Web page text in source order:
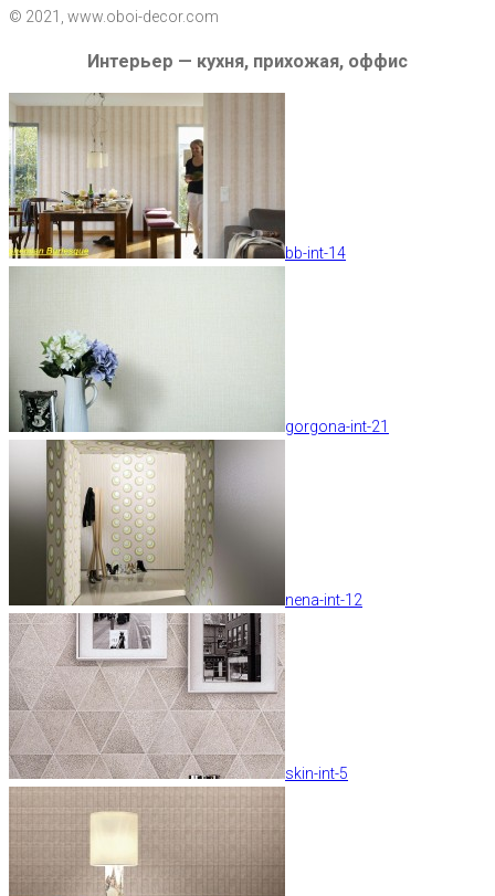
© 2021, www.oboi-decor.com
Интерьер — кухня, прихожая, оффис
bb-int-14
gorgona-int-21
nena-int-12
skin-int-5